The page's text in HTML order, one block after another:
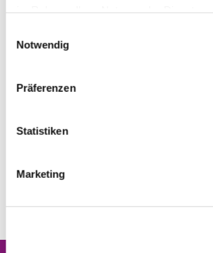
Notwendig
Präferenzen
Statistiken
Marketing